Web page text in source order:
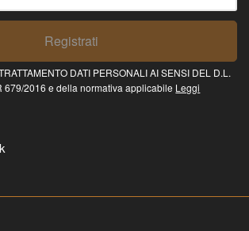
Registrati
DATI PERSONALI AI SENSI DEL D.L.
679/2016 e della normativa applicabile Leggi